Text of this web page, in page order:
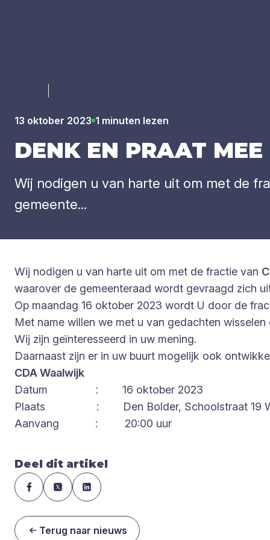
13 oktober 2023 1 minuten lezen
DENK EN PRAAT MEE
Wij nodigen u van harte uit om met de
gemeente...
Wij nodigen u van harte uit om met de fractie van
waarover de gemeenteraad wordt gevraagd zich
Op maandag 16 oktober 2023 wordt U door de
Met name willen we met u van gedachten
Wij zijn geïnteresseerd in uw mening.
Daarnaast zijn er in uw buurt mogelijk ook
CDA Waalwijk
Datum : 16 oktober 2023
Plaats : Den Bolder, Schoolstraat 19
Aanvang : 20:00 uur
Deel dit artikel
Terug naar nieuws